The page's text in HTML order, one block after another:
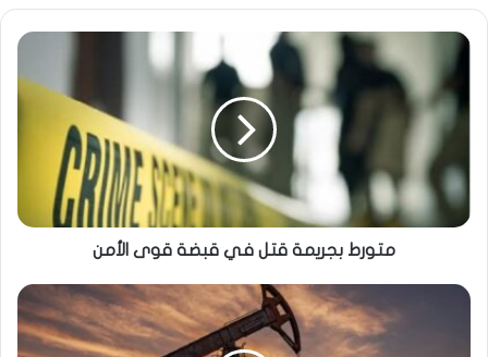
متورط بجريمة قتل في قبضة قوى الأمن